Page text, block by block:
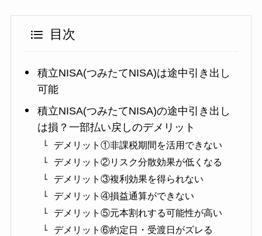
目次
積立NISA(つみたてNISA)は途中引き出し
可能
積立NISA(つみたてNISA)の途中引き出し
は損？一部払い戻しのデメリット
デメリット①非課税期間を活用できない
デメリット②リスク分散効果が低くなる
デメリット③複利効果を得られない
デメリット④損益通算ができない
デメリット⑤元本割れする可能性が高い
デメリット⑥約定日・受渡日がズレる